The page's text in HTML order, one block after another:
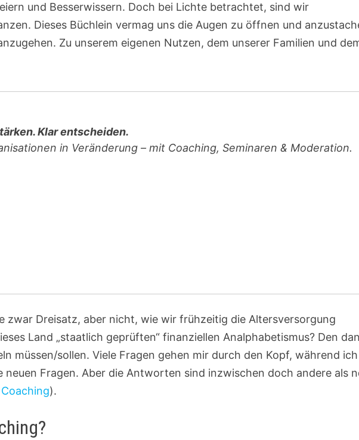
und Besserwissern. Doch bei Lichte betrachtet, sind wir
Dieses Büchlein vermag uns die Augen zu öffnen und
Zu unserem eigenen Nutzen, dem unserer Familien und
Klar entscheiden.
in Veränderung – mit Coaching, Seminaren & Moderation.
zwar Dreisatz, aber nicht, wie wir frühzeitig die Altersversorgung
Land „staatlich geprüften“ finanziellen Analphabetismus? Den
müssen/sollen. Viele Fragen gehen mir durch den Kopf, während ich
neuen Fragen. Aber die Antworten sind inzwischen doch andere als
).